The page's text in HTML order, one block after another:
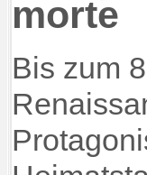
morte
Bis zum